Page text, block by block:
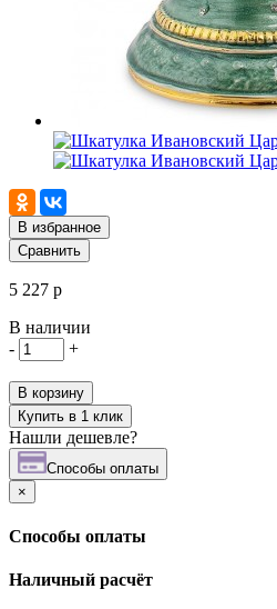
В избранное
Сравнить
5 227 р
В наличии
-
+
В корзину
Купить в 1 клик
Нашли дешевле?
Cпособы оплаты
×
Cпособы оплаты
Наличный расчёт